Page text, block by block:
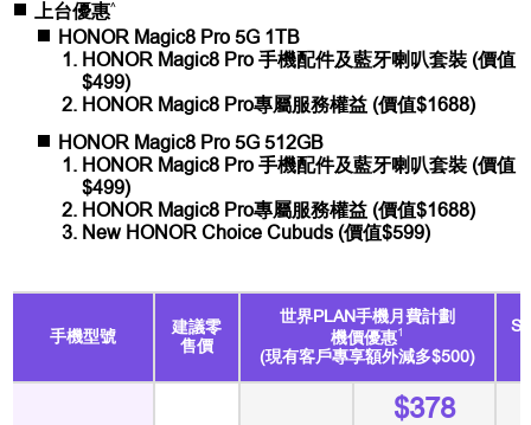
上台優惠^
HONOR Magic8 Pro 5G 1TB
HONOR Magic8 Pro 手機配件及藍牙喇叭套裝 (價值
$499)
HONOR Magic8 Pro專屬服務權益 (價值$1688)
HONOR Magic8 Pro 5G 512GB
HONOR Magic8 Pro 手機配件及藍牙喇叭套裝 (價值
$499)
HONOR Magic8 Pro專屬服務權益 (價值$1688)
New HONOR Choice Cubuds (價值$599)
手機型號
建議零
售價
世界PLAN手機月費計劃
機價優惠1
(現有客戶專享額外減多$500)
$378